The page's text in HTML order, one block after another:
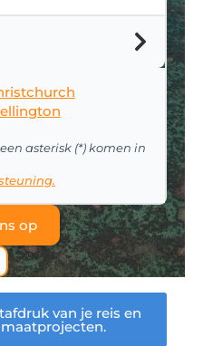
asterisk (*) komen in
op
van je reis en